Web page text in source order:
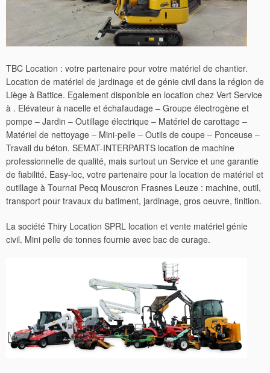
TBC Location : votre partenaire pour votre matériel de chantier.
Location de matériel de jardinage et de génie civil dans la région de
Liège à Battice. Egalement disponible en location chez Vert Service
à . Elévateur à nacelle et échafaudage – Groupe électrogène et
pompe – Jardin – Outillage électrique – Matériel de carottage –
Matériel de nettoyage – Mini-pelle – Outils de coupe – Ponceuse –
Travail du béton. SEMAT-INTERPARTS location de machine
professionnelle de qualité, mais surtout un Service et une garantie
de fiabilité. Easy-loc, votre partenaire pour la location de matériel et
outillage à Tournai Pecq Mouscron Frasnes Leuze : machine, outil,
transport pour travaux du batiment, jardinage, gros oeuvre, finition.
La société Thiry Location SPRL location et vente matériel génie
civil. Mini pelle de tonnes fournie avec bac de curage.